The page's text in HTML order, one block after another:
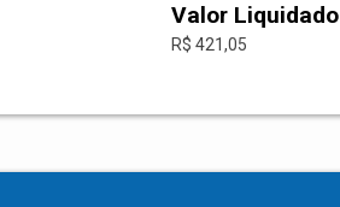
Valor Liquidado
R$ 421,05